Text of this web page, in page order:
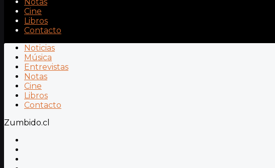
Cine
Libros
Contacto
Noticias
Música
Entrevistas
Notas
Cine
Libros
Contacto
Zumbido.cl